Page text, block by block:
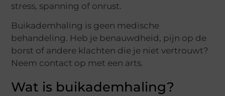
stress, spanning of onrust.
Buikademhaling is geen medische
behandeling. Heb je benauwdheid, pijn op de
borst of andere klachten die je niet vertrouwt?
Neem contact op met een arts.
Wat is buikademhaling?